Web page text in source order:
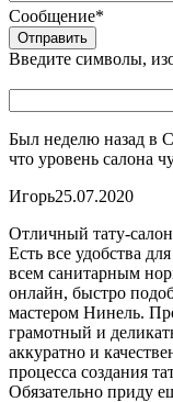
Сообщение*
Введите символы,
Был неделю назад в
что уровень салона
Игорь25.07.2020
Отличный тату-
Есть все удобства
всем санитарным
онлайн, быстро
мастером Нинель.
грамотный и
аккуратно и
процесса создания
Обязательно приду